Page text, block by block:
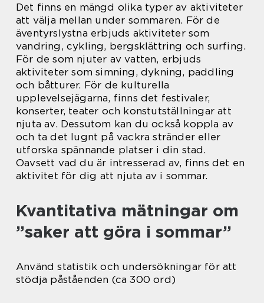
Det finns en mängd olika typer av aktiviteter
att välja mellan under sommaren. För de
äventyrslystna erbjuds aktiviteter som
vandring, cykling, bergsklättring och surfing.
För de som njuter av vatten, erbjuds
aktiviteter som simning, dykning, paddling
och båtturer. För de kulturella
upplevelsejägarna, finns det festivaler,
konserter, teater och konstutställningar att
njuta av. Dessutom kan du också koppla av
och ta det lugnt på vackra stränder eller
utforska spännande platser i din stad.
Oavsett vad du är intresserad av, finns det en
aktivitet för dig att njuta av i sommar.
Kvantitativa mätningar om
”saker att göra i sommar”
Använd statistik och undersökningar för att
stödja påståenden (ca 300 ord)